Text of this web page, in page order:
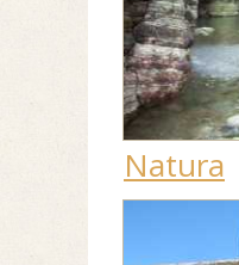
Natura